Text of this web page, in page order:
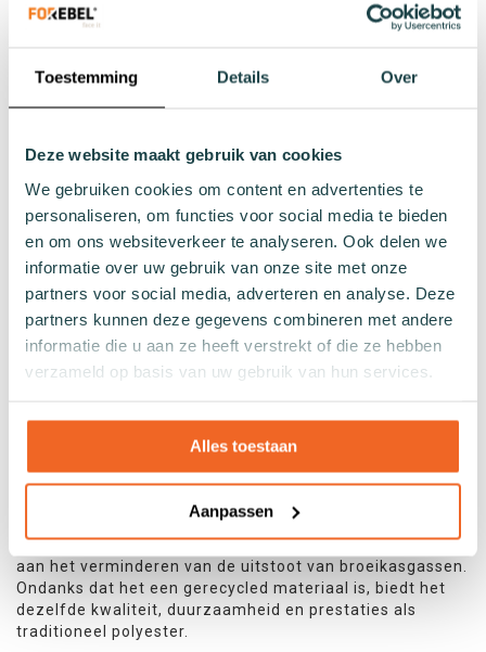
Toestemming Details Over
Deze website maakt gebruik van cookies
We gebruiken cookies om content en advertenties te
personaliseren, om functies voor social media te bieden
en om ons websiteverkeer te analyseren. Ook delen we
informatie over uw gebruik van onze site met onze
partners voor social media, adverteren en analyse. Deze
partners kunnen deze gegevens combineren met andere
informatie die u aan ze heeft verstrekt of die ze hebben
verzameld op basis van uw gebruik van hun services.
Alles toestaan
Aanpassen
duurzame kerstsokken zijn perfect om in de
dragen aan een betere wereld.
een van onze grootste prioriteiten. Onze rode sokken zijn
gemaakt van de volgende milieuvriendelijke materialen:
BIOLOGISCH GOTS KATOEN
Biologisch katoen is een natuurlijke vezel die zonder
schadelijke chemicaliën wordt geteeld. Het gebruik van
biologisch katoen betekent minder impact op het milieu,
voor katoenboeren. Onze rode sokken gemaakt van
GERECYCLED POLYESTER
Gerecycled polyester is een duurzaam materiaal dat
wordt gemaakt van gerecyclede plastic flessen. Het
gebruik van gerecycled polyester helpt om de
hoeveelheid plastic afval te verminderen en draagt bij
aan het verminderen van de uitstoot van broeikasgassen.
Ondanks dat het een gerecycled materiaal is, biedt het
dezelfde kwaliteit, duurzaamheid en prestaties als
traditioneel polyester.